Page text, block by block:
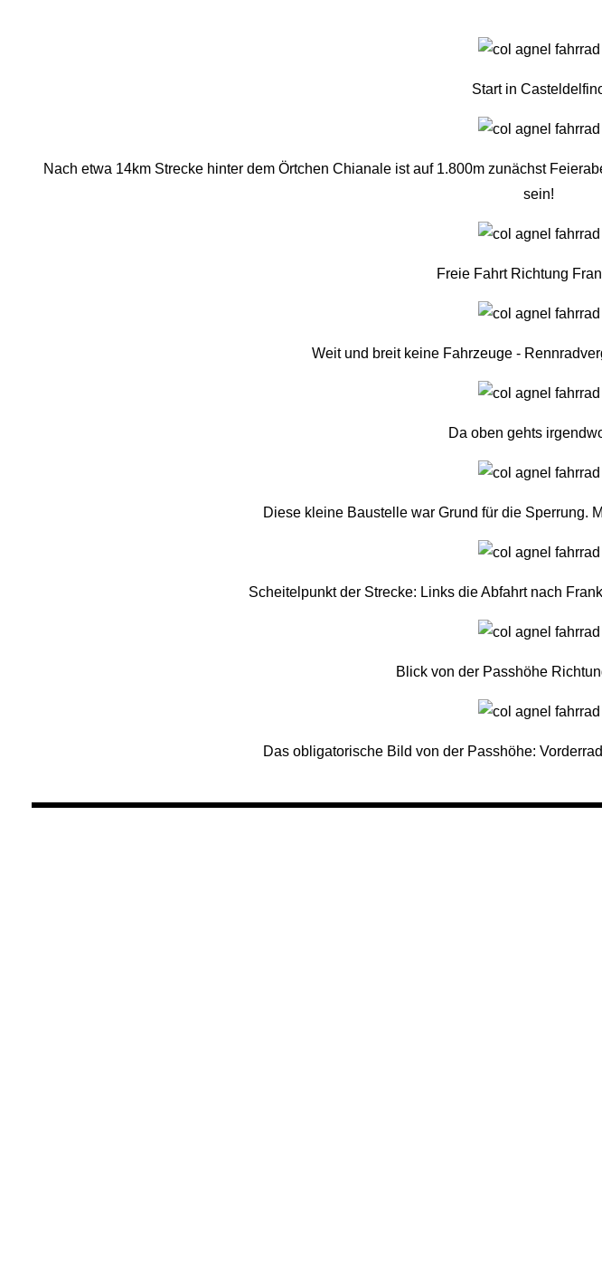
Start in
Nach etwa 14km Strecke hinter dem Örtchen Chianale ist auf 1.800m zunächst
sein!
Freie Fahrt Richtung
Weit und breit keine Fahrzeuge -
Da oben gehts
Diese kleine Baustelle war Grund für die Sperrung.
Scheitelpunkt der Strecke: Links die Abfahrt nach
Blick von der Passhöhe
Das obligatorische Bild von der Passhöhe: